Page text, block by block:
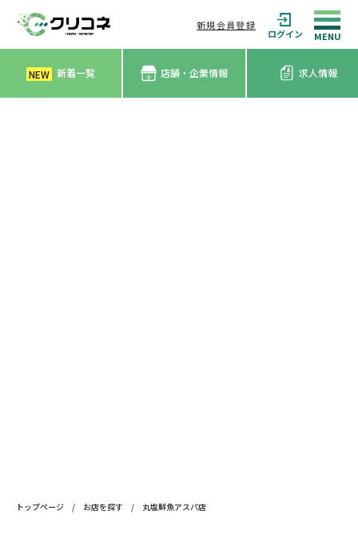
新規会員登録
ログイン
NEW 新着一覧 店舗・企業情報 求人情報
トップページ / お店を探す / 丸塩鮮魚アスパ店